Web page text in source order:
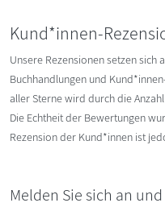
Kund*innen-
Unsere Rezensionen setzen sich
Buchhandlungen und
aller Sterne wird durch die
Die Echtheit der Bewertungen
Rezension der Kund*innen ist
Melden Sie sich an